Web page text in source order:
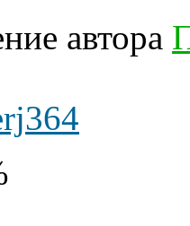
автора